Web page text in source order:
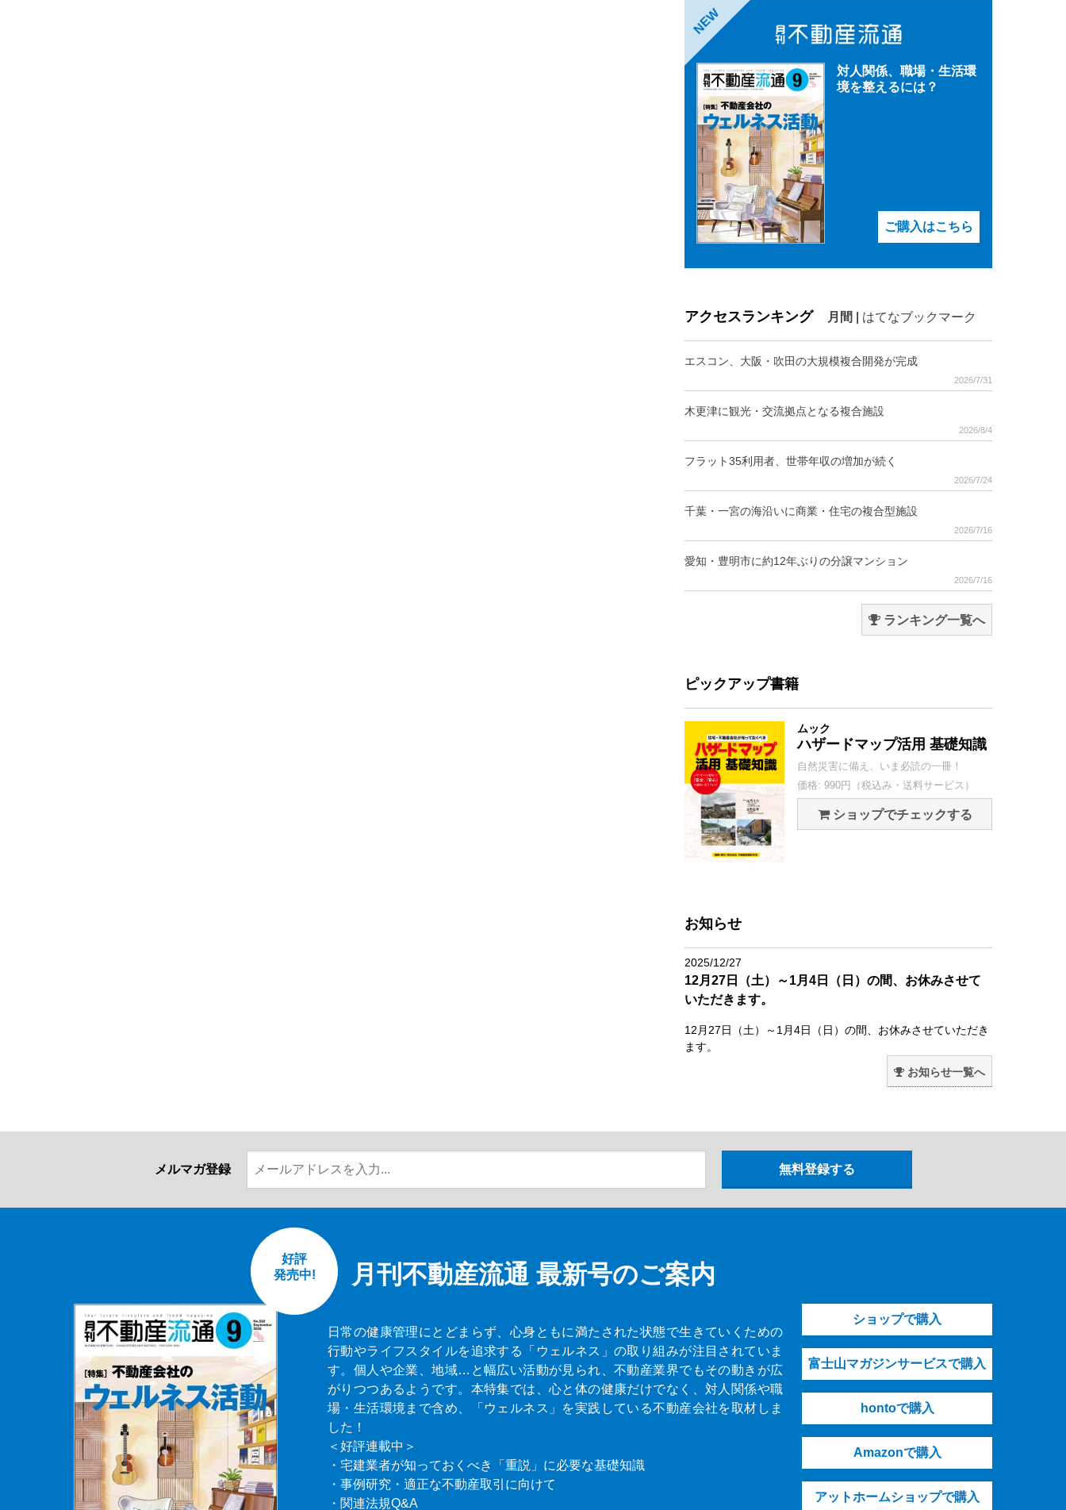
NEW
対人関係、職場・生活環
境を整えるには？
ご購入はこちら
アクセスランキング 月間 はてなブックマーク
エスコン、大阪・吹田の大規模複合開発が完成
2026/7/31
木更津に観光・交流拠点となる複合施設
2026/8/4
フラット35利用者、世帯年収の増加が続く
2026/7/24
千葉・一宮の海沿いに商業・住宅の複合型施設
2026/7/16
愛知・豊明市に約12年ぶりの分譲マンション
2026/7/16
ランキング一覧へ
ピックアップ書籍
ムック
ハザードマップ活用 基礎知識
自然災害に備え、いま必読の一冊！
価格: 990円（税込み・送料サービス）
ショップでチェックする
お知らせ
2025/12/27
12月27日（土）～1月4日（日）の間、お休みさせて
いただきます。
12月27日（土）～1月4日（日）の間、お休みさせていただき
ます。
お知らせ一覧へ
メルマガ登録
月刊不動産流通 最新号のご案内
好評
発売中!
日常の健康管理にとどまらず、心身ともに満たされた状態で生きていくための
行動やライフスタイルを追求する「ウェルネス」の取り組みが注目されていま
す。個人や企業、地域…と幅広い活動が見られ、不動産業界でもその動きが広
がりつつあるようです。本特集では、心と体の健康だけでなく、対人関係や職
場・生活環境まで含め、「ウェルネス」を実践している不動産会社を取材しま
した！
＜好評連載中＞
・宅建業者が知っておくべき「重説」に必要な基礎知識
・事例研究・適正な不動産取引に向けて
・関連法規Q&A
ショップで購入
富士山マガジンサービスで購入
hontoで購入
Amazonで購入
アットホームショップで購入